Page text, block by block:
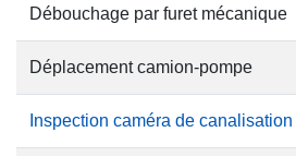
Débouchage par furet mécanique
Déplacement camion-pompe
Inspection caméra de canalisation